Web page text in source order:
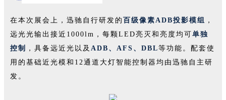
在本次展会上，迅驰自行研发的 百级像素ADB投影模组 ，
远光光输出接近1000lm，每颗LED亮灭和亮度均可单独
控制
，具备远近光以及 ADB、AFS、DBL等功能。配套使
用的基础近光模和12通道大灯智能控制器均由迅驰自主研
发。